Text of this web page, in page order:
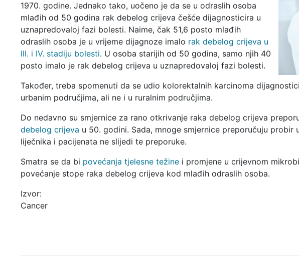
1970. godine. Jednako tako, uočeno je da se u odraslih osoba
mlađih od 50 godina rak debelog crijeva češće dijagnosticira u
uznapredovaloj fazi bolesti. Naime, čak 51,6 posto mlađih
odraslih osoba je u vrijeme dijagnoze imalo rak debelog crijeva u
III. i IV. stadiju bolesti. U osoba starijih od 50 godina, samo njih 40
posto imalo je rak debelog crijeva u uznapredovaloj fazi bolesti.
Također, treba spomenuti da se udio kolorektalnih karcinoma
urbanim područjima, ali ne i u ruralnim područjima.
Do nedavno su smjernice za rano otkrivanje raka debelog crijeva
debelog crijeva u 50. godini. Sada, mnoge smjernice preporučuju
liječnika i pacijenata ne slijedi te preporuke.
Smatra se da bi povećanja tjelesne težinei promjene u crijevnom
povećanje stope raka debelog crijeva kod mlađih odraslih osoba.
Izvor:
Cancer